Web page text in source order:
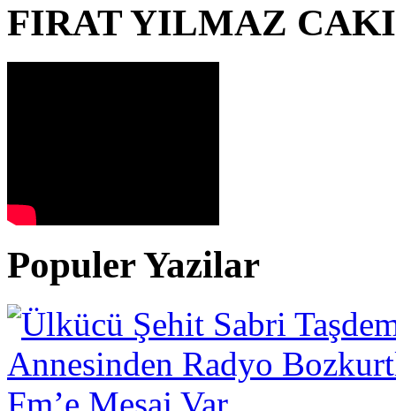
FIRAT YILMAZ
Populer Yazilar